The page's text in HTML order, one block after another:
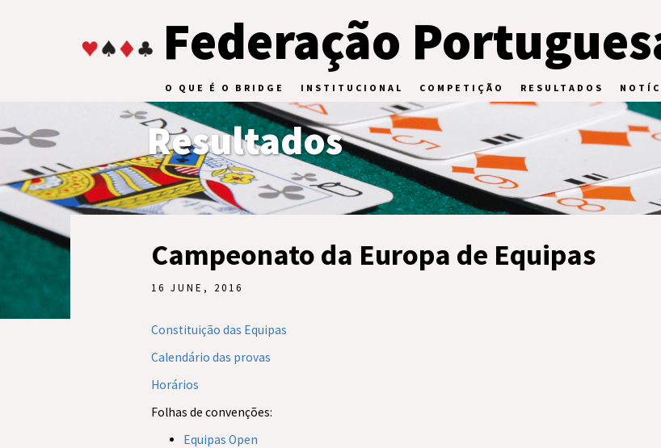
Federação
O QUE É O BRIDGE INSTITUCIONAL COMPETIÇÃO RESULTADOS
Resultados
Campeonato da Europa de Equipas
16 JUNE, 2016
Constituição das Equipas
Calendário das provas
Horários
Folhas de convenções:
Equipas Open